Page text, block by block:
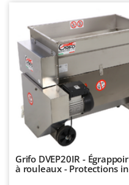
Grifo DVEP20IR -
à rouleaux - Protections